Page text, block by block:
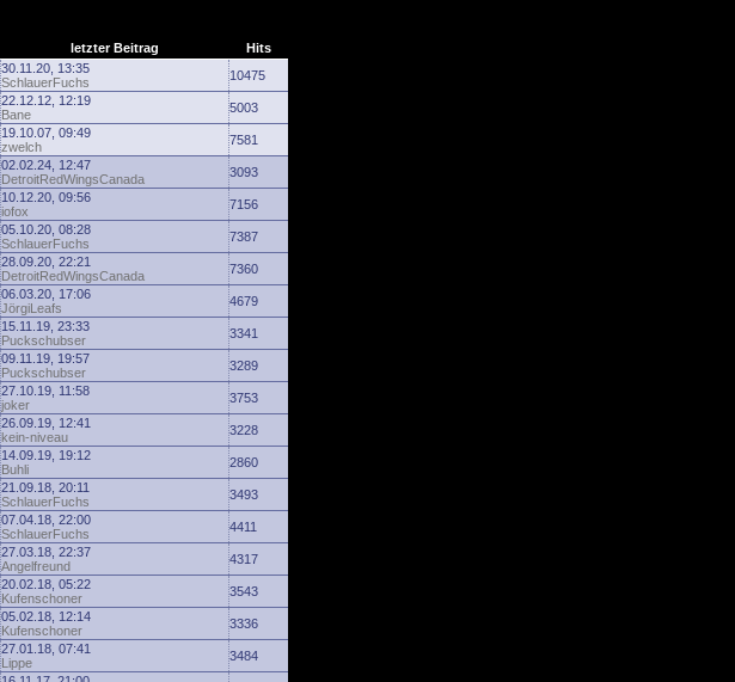
letzter Beitrag
Hits
30.11.20, 13:35
SchlauerFuchs
10475
22.12.12, 12:19
Bane
5003
19.10.07, 09:49
zwelch
7581
02.02.24, 12:47
DetroitRedWingsCanada
3093
10.12.20, 09:56
iofox
7156
05.10.20, 08:28
SchlauerFuchs
7387
28.09.20, 22:21
DetroitRedWingsCanada
7360
06.03.20, 17:06
JörgiLeafs
4679
15.11.19, 23:33
Puckschubser
3341
09.11.19, 19:57
Puckschubser
3289
27.10.19, 11:58
joker
3753
26.09.19, 12:41
kein-niveau
3228
14.09.19, 19:12
Buhli
2860
21.09.18, 20:11
SchlauerFuchs
3493
07.04.18, 22:00
SchlauerFuchs
4411
27.03.18, 22:37
Angelfreund
4317
20.02.18, 05:22
Kufenschoner
3543
05.02.18, 12:14
Kufenschoner
3336
27.01.18, 07:41
Lippe
3484